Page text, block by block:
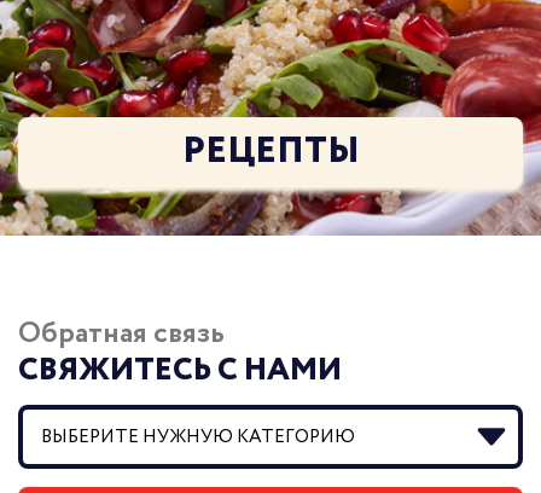
РЕЦЕПТЫ
Обратная связь
СВЯЖИТЕСЬ С НАМИ